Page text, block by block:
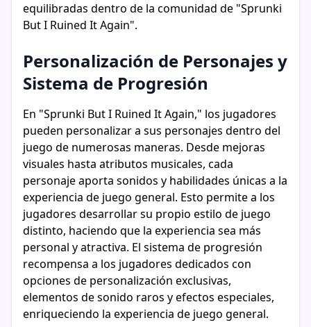
equilibradas dentro de la comunidad de "Sprunki
But I Ruined It Again".
Personalización de Personajes y
Sistema de Progresión
En "Sprunki But I Ruined It Again," los jugadores
pueden personalizar a sus personajes dentro del
juego de numerosas maneras. Desde mejoras
visuales hasta atributos musicales, cada
personaje aporta sonidos y habilidades únicas a la
experiencia de juego general. Esto permite a los
jugadores desarrollar su propio estilo de juego
distinto, haciendo que la experiencia sea más
personal y atractiva. El sistema de progresión
recompensa a los jugadores dedicados con
opciones de personalización exclusivas,
elementos de sonido raros y efectos especiales,
enriqueciendo la experiencia de juego general.